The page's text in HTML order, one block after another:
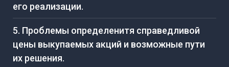
его реализации.
5. Проблемы определенитя справедливой
цены выкупаемых акций и возможные пути
их решения.